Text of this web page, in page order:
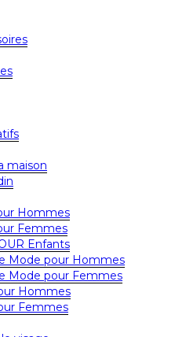
maison
Hommes
Femmes
Enfants
Mode pour Hommes
Mode pour Femmes
Hommes
Femmes